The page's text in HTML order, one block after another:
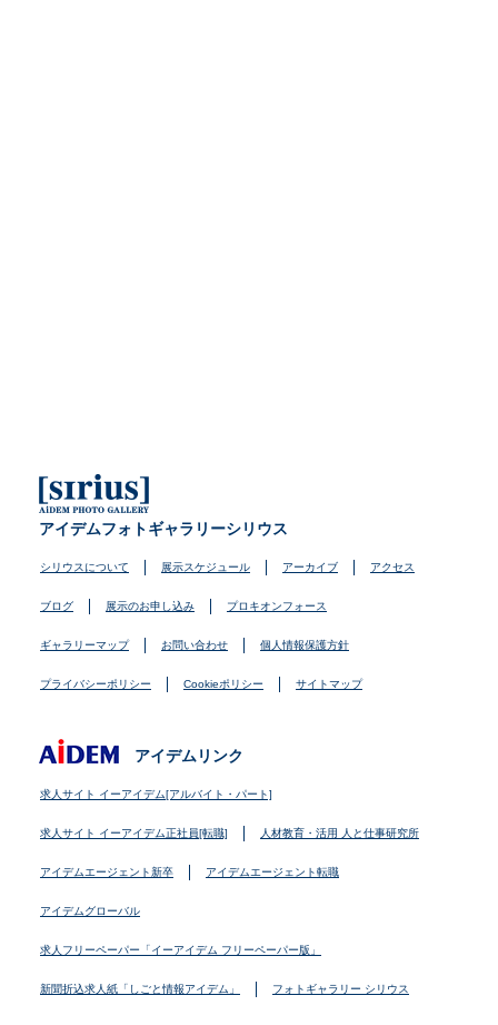
アイデムフォトギャラリーシリウス
シリウスについて 展示スケジュール アーカイブ アクセス
ブログ 展示のお申し込み プロキオンフォース
ギャラリーマップ お問い合わせ 個人情報保護方針
プライバシーポリシー Cookieポリシー サイトマップ
アイデムリンク
求人サイト イーアイデム[アルバイト・パート]
求人サイト イーアイデム正社員[転職] 人材教育・活用 人と仕事研究所
アイデムエージェント新卒 アイデムエージェント転職
アイデムグローバル
求人フリーペーパー「イーアイデム フリーペーパー版」
新聞折込求人紙「しごと情報アイデム」 フォトギャラリー シリウス